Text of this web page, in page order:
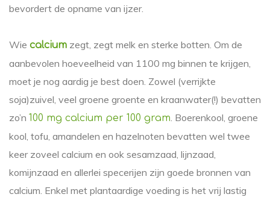
bevordert de opname van ijzer.
Wie calcium zegt, zegt melk en sterke botten. Om de
aanbevolen hoeveelheid van 1100 mg binnen te krijgen,
moet je nog aardig je best doen. Zowel (verrijkte
soja)zuivel, veel groene groente en kraanwater(!) bevatten
zo’n 100 mg calcium per 100 gram . Boerenkool, groene
kool, tofu, amandelen en hazelnoten bevatten wel twee
keer zoveel calcium en ook sesamzaad, lijnzaad,
komijnzaad en allerlei specerijen zijn goede bronnen van
calcium. Enkel met plantaardige voeding is het vrij lastig